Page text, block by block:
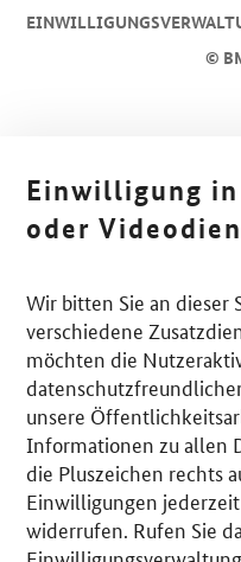
©
Einwilligung
oder
Wir bitten Sie an
verschiedene
möchten die
unsere
Informationen zu allen
die Pluszeichen rechts
Einwilligungen
widerrufen. Rufen Sie